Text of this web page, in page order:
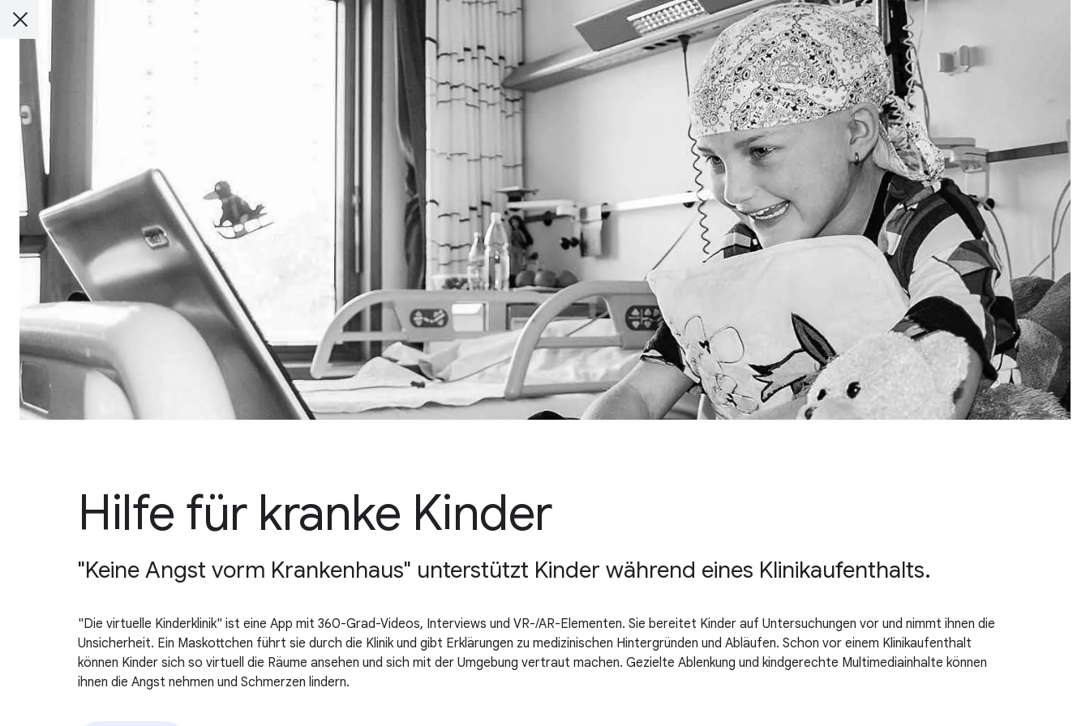
Hilfe für kranke Kinder
"Keine Angst vorm Krankenhaus" unterstützt Kinder während eines Klinikaufenthalts.
"Die virtuelle Kinderklinik" ist eine App mit 360-Grad-Videos, Interviews und VR-/AR-Elementen. Sie bereitet Kinder auf Untersuchungen vor und nimmt ihnen die
Unsicherheit. Ein Maskottchen führt sie durch die Klinik und gibt Erklärungen zu medizinischen Hintergründen und Abläufen. Schon vor einem Klinikaufenthalt
können Kinder sich so virtuell die Räume ansehen und sich mit der Umgebung vertraut machen. Gezielte Ablenkung und kindgerechte Multimediainhalte können
ihnen die Angst nehmen und Schmerzen lindern.